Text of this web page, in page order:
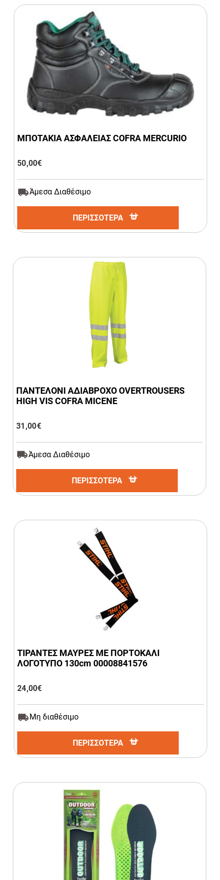
MΠΟΤΑΚΙΑ ΑΣΦΑΛΕΙΑΣ COFRA MERCURIO
50,00€
Άμεσα Διαθέσιμο
ΠΕΡΙΣΣΟΤΕΡΑ
ΠΑΝΤΕΛΟΝΙ ΑΔΙΑΒΡΟΧΟ OVERTROUSERS
HIGH VIS COFRA MICENE
31,00€
Άμεσα Διαθέσιμο
ΠΕΡΙΣΣΟΤΕΡΑ
ΤΙΡΑΝΤΕΣ ΜΑΥΡΕΣ ΜΕ ΠΟΡΤΟΚΑΛΙ
ΛΟΓΟΤΥΠΟ 130cm 00008841576
24,00€
Μη διαθέσιμο
ΠΕΡΙΣΣΟΤΕΡΑ